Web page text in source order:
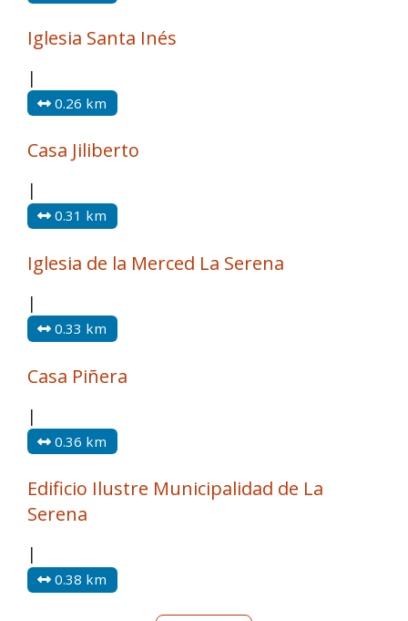
Iglesia Santa Inés
|
0.26 km
Casa Jiliberto
|
0.31 km
Iglesia de la Merced La Serena
|
0.33 km
Casa Piñera
|
0.36 km
Edificio Ilustre Municipalidad de La
Serena
|
0.38 km